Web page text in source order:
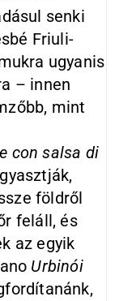
senki
Friuli-
ugyanis
– innen
mint
con salsa di
földről
feláll, és
az egyik
Urbinói